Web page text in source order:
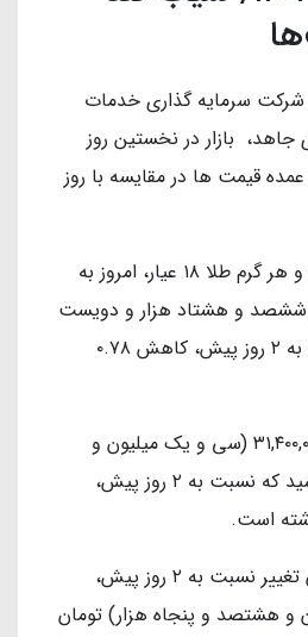
شرکت سرمایه گذاری خدمات
بازار در نخستین روز
قیمت ها در مقایسه با روز
قیمت طلا کاهش یافت و هر گرم طلا ۱۸ عیار، امروز به
و ششصد و هشتاد هزار و دویست
) تومان رسید که نسبت به ۲ روز پیش، کاهش ۰.۷۸
قیمت سکه امامی به ۳۱,۴۰۰,۰۰۰ (سی و یک میلیون و
چهارصد هزار) تومان رسید که نسبت به ۲ روز پیش،
همچنین نیم سکه بدون تغییر نسبت به ۲ روز پیش،
میلیون و هشتصد و پنجاه هزار) تومان